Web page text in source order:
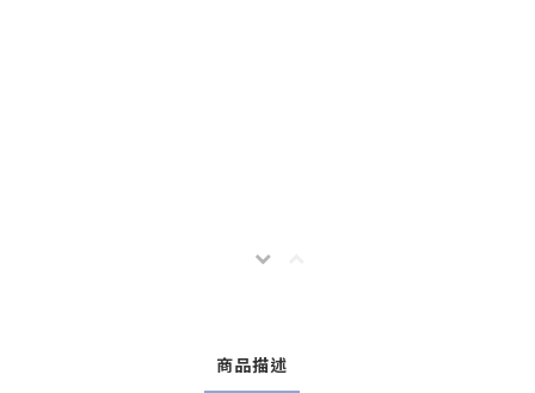
商品描述